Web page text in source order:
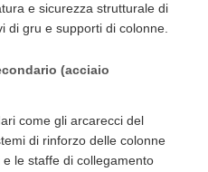
e sicurezza strutturale di
di gru e supporti di colonne.
(acciaio
come gli arcarecci del
di rinforzo delle colonne
le staffe di collegamento